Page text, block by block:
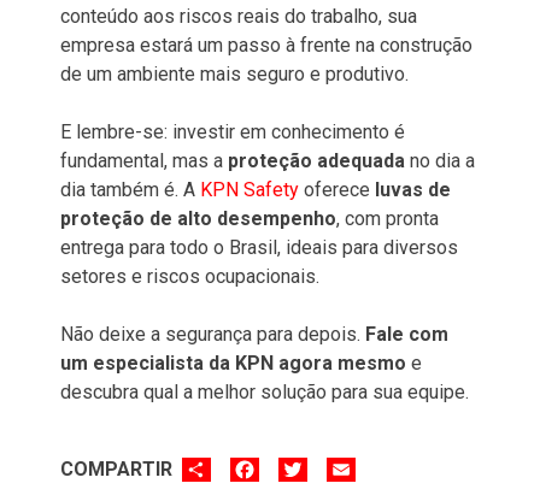
conteúdo aos riscos reais do trabalho, sua
empresa estará um passo à frente na construção
de um ambiente mais seguro e produtivo.
E lembre-se: investir em conhecimento é
fundamental, mas a proteção adequada no dia a
dia também é. A KPN Safety oferece luvas de
proteção de alto desempenho, com pronta
entrega para todo o Brasil, ideais para diversos
setores e riscos ocupacionais.
Não deixe a segurança para depois. Fale com
um especialista da KPN agora mesmo e
descubra qual a melhor solução para sua equipe.
COMPARTIR SHARE FACEBOOKTWITTER